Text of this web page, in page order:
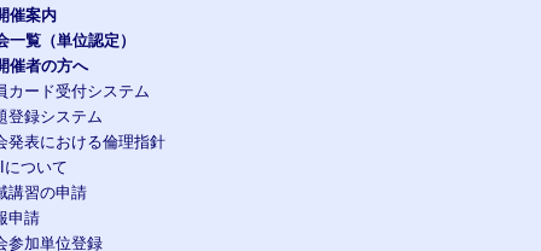
催案内
一覧（単位認定）
催者の方へ
カード受付システム
登録システム
発表における倫理指針
について
講習の申請
申請
参加単位登録